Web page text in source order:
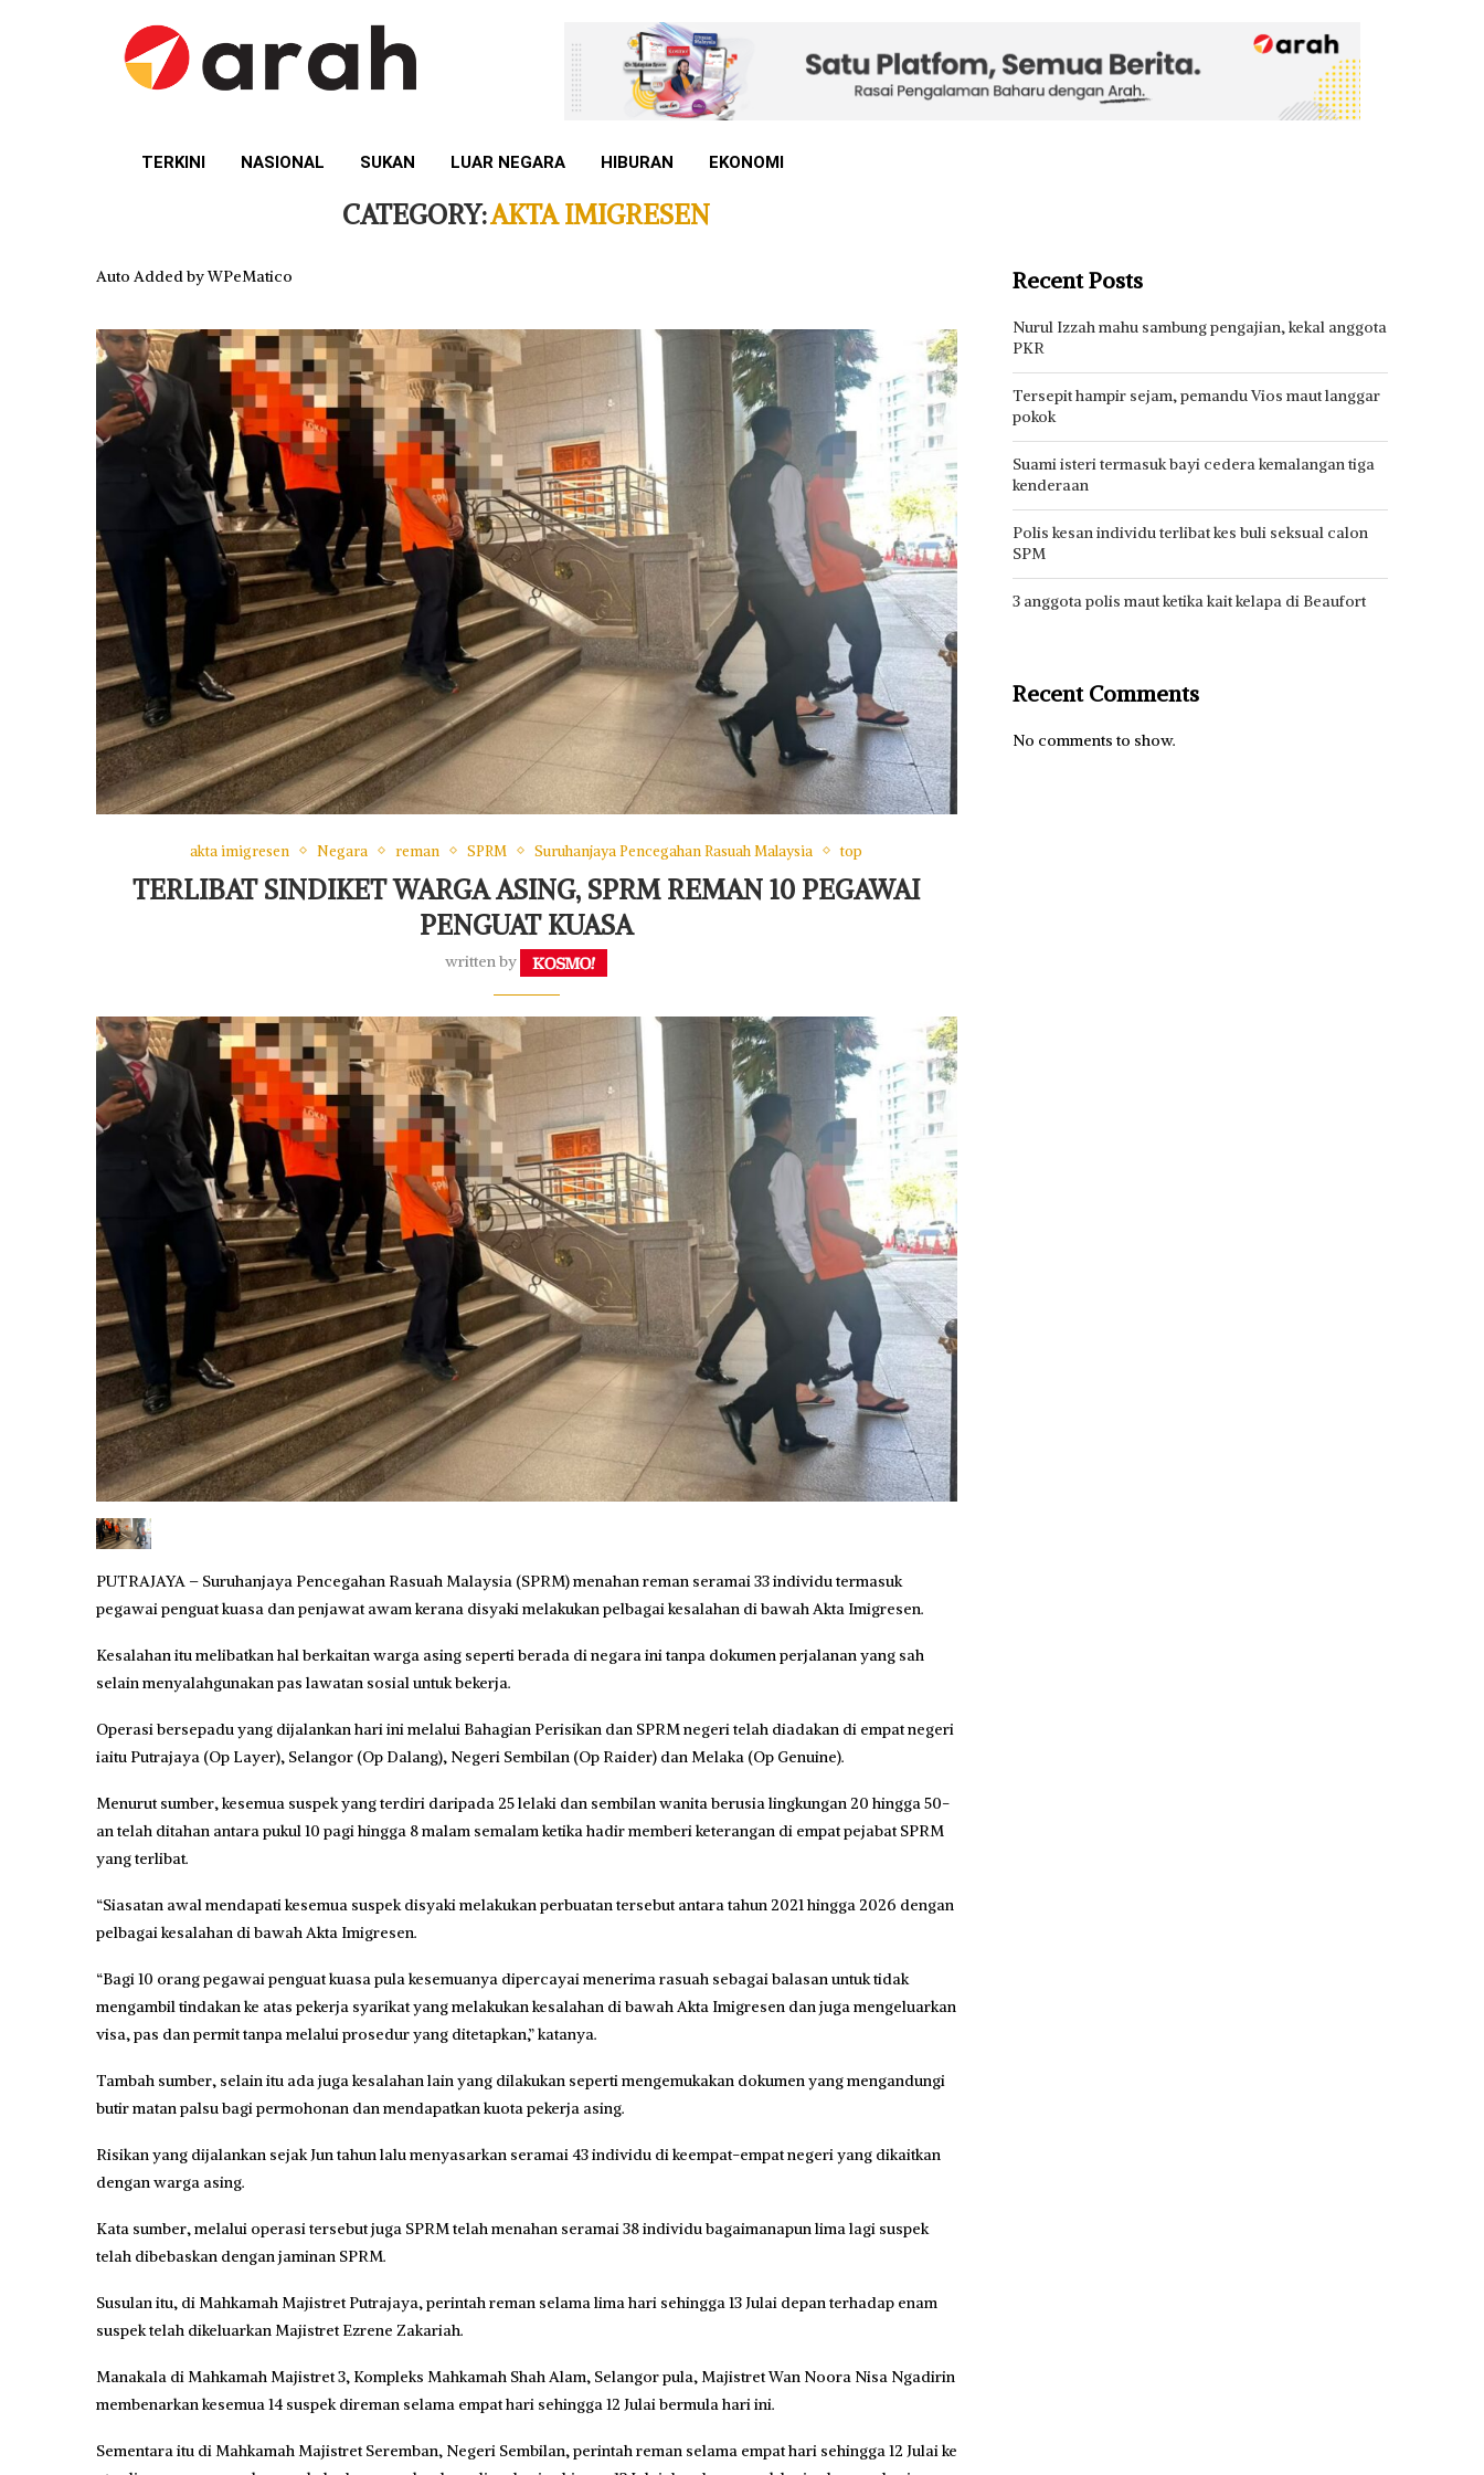
TERKINI NASIONAL SUKAN LUAR NEGARA HIBURAN EKONOMI
CATEGORY:AKTA IMIGRESEN
Auto Added by WPeMatico
akta imigresen Negara reman SPRM Suruhanjaya Pencegahan Rasuah Malaysia top
TERLIBAT SINDIKET WARGA ASING, SPRM REMAN 10 PEGAWAI
PENGUAT KUASA
written by
PUTRAJAYA – Suruhanjaya Pencegahan Rasuah Malaysia (SPRM) menahan reman seramai 33 individu termasuk
pegawai penguat kuasa dan penjawat awam kerana disyaki melakukan pelbagai kesalahan di bawah Akta Imigresen.
Kesalahan itu melibatkan hal berkaitan warga asing seperti berada di negara ini tanpa dokumen perjalanan yang sah
selain menyalahgunakan pas lawatan sosial untuk bekerja.
Operasi bersepadu yang dijalankan hari ini melalui Bahagian Perisikan dan SPRM negeri telah diadakan di empat negeri
iaitu Putrajaya (Op Layer), Selangor (Op Dalang), Negeri Sembilan (Op Raider) dan Melaka (Op Genuine).
Menurut sumber, kesemua suspek yang terdiri daripada 25 lelaki dan sembilan wanita berusia lingkungan 20 hingga 50-
an telah ditahan antara pukul 10 pagi hingga 8 malam semalam ketika hadir memberi keterangan di empat pejabat SPRM
yang terlibat.
“Siasatan awal mendapati kesemua suspek disyaki melakukan perbuatan tersebut antara tahun 2021 hingga 2026 dengan
pelbagai kesalahan di bawah Akta Imigresen.
“Bagi 10 orang pegawai penguat kuasa pula kesemuanya dipercayai menerima rasuah sebagai balasan untuk tidak
mengambil tindakan ke atas pekerja syarikat yang melakukan kesalahan di bawah Akta Imigresen dan juga mengeluarkan
visa, pas dan permit tanpa melalui prosedur yang ditetapkan,” katanya.
Tambah sumber, selain itu ada juga kesalahan lain yang dilakukan seperti mengemukakan dokumen yang mengandungi
butir matan palsu bagi permohonan dan mendapatkan kuota pekerja asing.
Risikan yang dijalankan sejak Jun tahun lalu menyasarkan seramai 43 individu di keempat-empat negeri yang dikaitkan
dengan warga asing.
Kata sumber, melalui operasi tersebut juga SPRM telah menahan seramai 38 individu bagaimanapun lima lagi suspek
telah dibebaskan dengan jaminan SPRM.
Susulan itu, di Mahkamah Majistret Putrajaya, perintah reman selama lima hari sehingga 13 Julai depan terhadap enam
suspek telah dikeluarkan Majistret Ezrene Zakariah.
Manakala di Mahkamah Majistret 3, Kompleks Mahkamah Shah Alam, Selangor pula, Majistret Wan Noora Nisa Ngadirin
membenarkan kesemua 14 suspek direman selama empat hari sehingga 12 Julai bermula hari ini.
Sementara itu di Mahkamah Majistret Seremban, Negeri Sembilan, perintah reman selama empat hari sehingga 12 Julai ke
Recent Posts
Nurul Izzah mahu sambung pengajian, kekal anggota
PKR
Tersepit hampir sejam, pemandu Vios maut langgar
pokok
Suami isteri termasuk bayi cedera kemalangan tiga
kenderaan
Polis kesan individu terlibat kes buli seksual calon
SPM
3 anggota polis maut ketika kait kelapa di Beaufort
Recent Comments
No comments to show.